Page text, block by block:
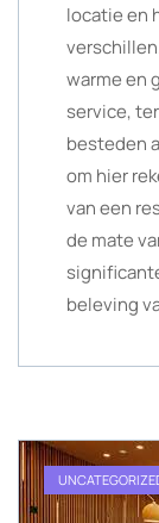
locatie en
warme en
service,
besteden
om hier
van een
de mate
beleving